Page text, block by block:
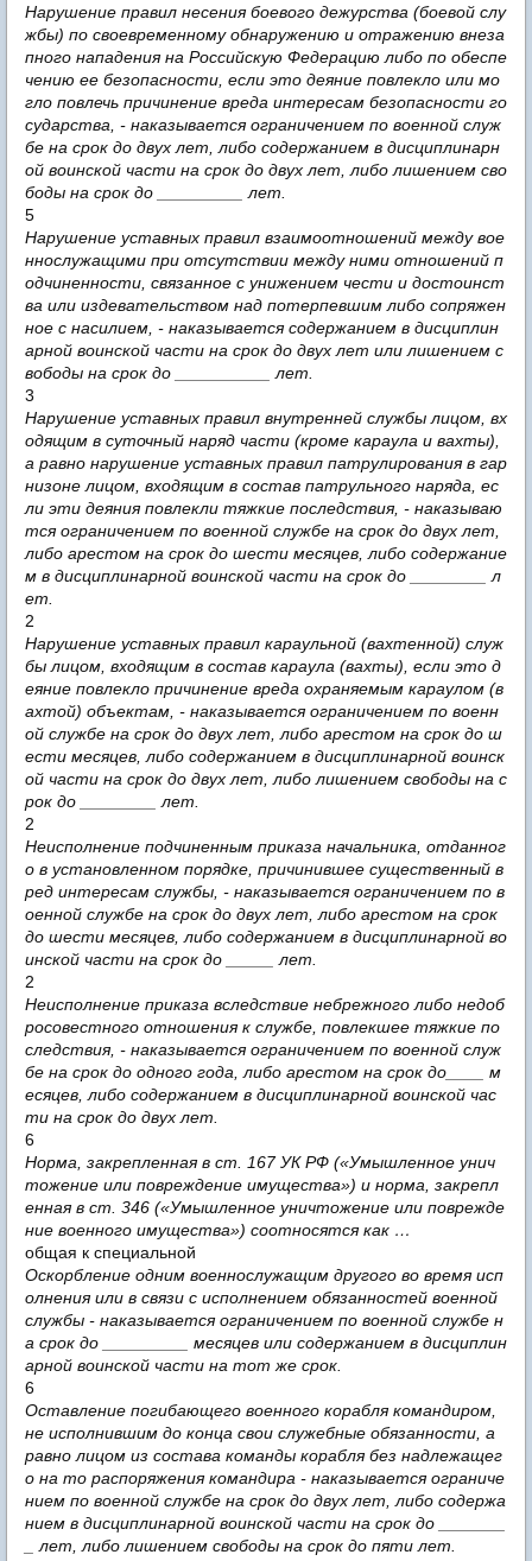
Нарушение правил несения боевого дежурства (боевой слу
жбы) по своевременному обнаружению и отражению внеза
пного нападения на Российскую Федерацию либо по обеспе
чению ее безопасности, если это деяние повлекло или мо
гло повлечь причинение вреда интересам безопасности го
сударства, - наказывается ограничением по военной служ
бе на срок до двух лет, либо содержанием в дисциплинарн
ой воинской части на срок до двух лет, либо лишением сво
боды на срок до _________ лет.
5
Нарушение уставных правил взаимоотношений между вое
ннослужащими при отсутствии между ними отношений п
одчиненности, связанное с унижением чести и достоинст
ва или издевательством над потерпевшим либо сопряжен
ное с насилием, - наказывается содержанием в дисциплин
арной воинской части на срок до двух лет или лишением с
вободы на срок до __________ лет.
3
Нарушение уставных правил внутренней службы лицом, вх
одящим в суточный наряд части (кроме караула и вахты),
а равно нарушение уставных правил патрулирования в гар
низоне лицом, входящим в состав патрульного наряда, ес
ли эти деяния повлекли тяжкие последствия, - наказываю
тся ограничением по военной службе на срок до двух лет,
либо арестом на срок до шести месяцев, либо содержание
м в дисциплинарной воинской части на срок до ________ л
ет.
2
Нарушение уставных правил караульной (вахтенной) служ
бы лицом, входящим в состав караула (вахты), если это д
еяние повлекло причинение вреда охраняемым караулом (в
ахтой) объектам, - наказывается ограничением по военн
ой службе на срок до двух лет, либо арестом на срок до ш
ести месяцев, либо содержанием в дисциплинарной воинск
ой части на срок до двух лет, либо лишением свободы на с
рок до ________ лет.
2
Неисполнение подчиненным приказа начальника, отданног
о в установленном порядке, причинившее существенный в
ред интересам службы, - наказывается ограничением по в
оенной службе на срок до двух лет, либо арестом на срок
до шести месяцев, либо содержанием в дисциплинарной во
инской части на срок до _____ лет.
2
Неисполнение приказа вследствие небрежного либо недоб
росовестного отношения к службе, повлекшее тяжкие по
следствия, - наказывается ограничением по военной служ
бе на срок до одного года, либо арестом на срок до____ м
есяцев, либо содержанием в дисциплинарной воинской час
ти на срок до двух лет.
6
Норма, закрепленная в ст. 167 УК РФ («Умышленное унич
тожение или повреждение имущества») и норма, закрепл
енная в ст. 346 («Умышленное уничтожение или поврежде
ние военного имущества») соотносятся как …
общая к специальной
Оскорбление одним военнослужащим другого во время исп
олнения или в связи с исполнением обязанностей военной
службы - наказывается ограничением по военной службе н
а срок до _________ месяцев или содержанием в дисциплин
арной воинской части на тот же срок.
6
Оставление погибающего военного корабля командиром,
не исполнившим до конца свои служебные обязанности, а
равно лицом из состава команды корабля без надлежащег
о на то распоряжения командира - наказывается ограниче
нием по военной службе на срок до двух лет, либо содержа
нием в дисциплинарной воинской части на срок до _______
_ лет, либо лишением свободы на срок до пяти лет.